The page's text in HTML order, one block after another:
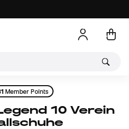
Member Points